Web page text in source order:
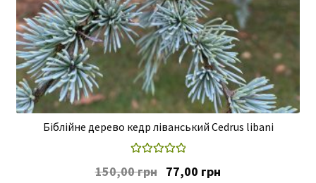
Біблійне дерево кедр ліванський Cedrus libani
5.00
з 5
150,00грн Оригінальна
77,00 грн